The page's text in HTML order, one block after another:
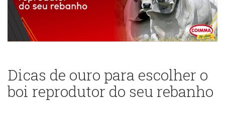
Dicas de ouro para escolher o
boi reprodutor do seu rebanho